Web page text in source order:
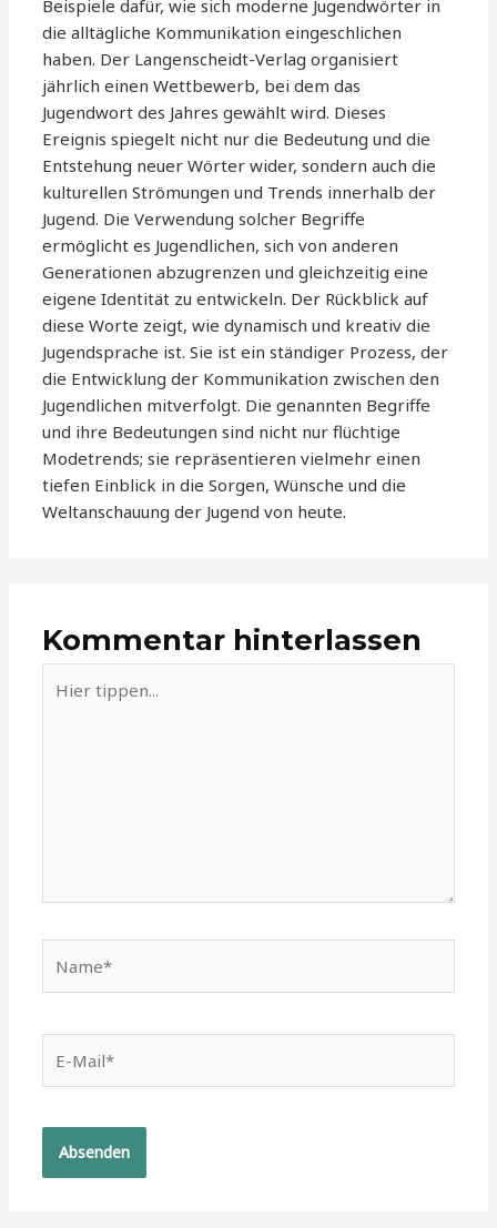
Beispiele dafür, wie sich moderne Jugendwörter in
die alltägliche Kommunikation eingeschlichen
haben. Der Langenscheidt-Verlag organisiert
jährlich einen Wettbewerb, bei dem das
Jugendwort des Jahres gewählt wird. Dieses
Ereignis spiegelt nicht nur die Bedeutung und die
Entstehung neuer Wörter wider, sondern auch die
kulturellen Strömungen und Trends innerhalb der
Jugend. Die Verwendung solcher Begriffe
ermöglicht es Jugendlichen, sich von anderen
Generationen abzugrenzen und gleichzeitig eine
eigene Identität zu entwickeln. Der Rückblick auf
diese Worte zeigt, wie dynamisch und kreativ die
Jugendsprache ist. Sie ist ein ständiger Prozess, der
die Entwicklung der Kommunikation zwischen den
Jugendlichen mitverfolgt. Die genannten Begriffe
und ihre Bedeutungen sind nicht nur flüchtige
Modetrends; sie repräsentieren vielmehr einen
tiefen Einblick in die Sorgen, Wünsche und die
Weltanschauung der Jugend von heute.
Kommentar hinterlassen
tippen...
Mail*